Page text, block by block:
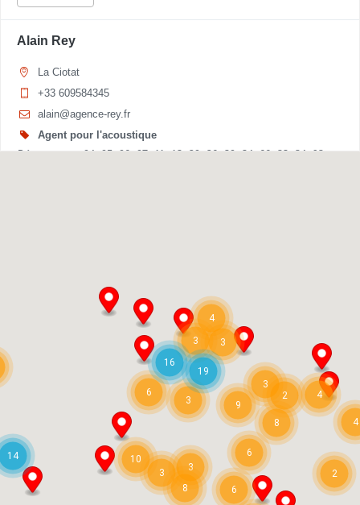
Alain Rey
La Ciotat
+33 609584345
alain@agence-rey.fr
Agent pour l'acoustique
Département: 04, 05, 06, 07, 11, 13, 20, 26, 30, 34, 66, 83, 84, 98
alejandromolina70@gmail.com
Commercial Agent
Angel Javier Diaz Gil
Santa Cruz de Tenerife
hola@belarepresentaciones.com
Commercial Agent
Distributore per isole Canarie
3
9
6
4
2
4
2
8
3
6
6
10
14
3
16
3
3
3
19
8
4